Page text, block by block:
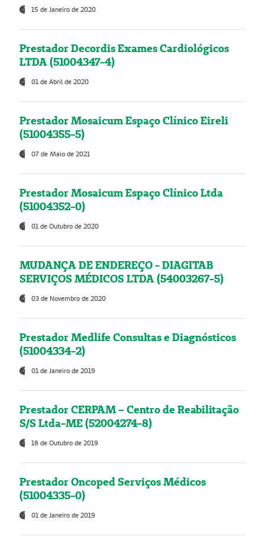
15 de Janeiro de 2020
Prestador Decordis Exames Cardiológicos
LTDA (51004347-4)
01 de Abril de 2020
Prestador Mosaicum Espaço Clínico Eireli
(51004355-5)
07 de Maio de 2021
Prestador Mosaicum Espaço Clínico Ltda
(51004352-0)
01 de Outubro de 2020
MUDANÇA DE ENDEREÇO - DIAGITAB
SERVIÇOS MÉDICOS LTDA (54003267-5)
03 de Novembro de 2020
Prestador Medlife Consultas e Diagnósticos
(51004334-2)
01 de Janeiro de 2019
Prestador CERPAM – Centro de Reabilitação
S/S Ltda-ME (52004274-8)
18 de Outubro de 2019
Prestador Oncoped Serviços Médicos
(51004335-0)
01 de Janeiro de 2019